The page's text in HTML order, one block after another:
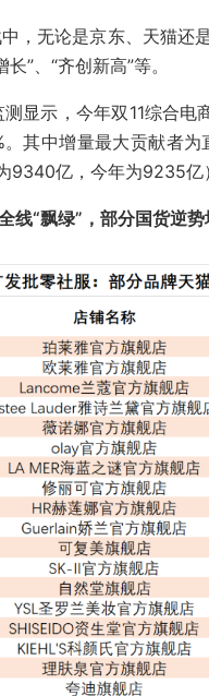
，无论是京东、天猫还
”、“齐创新高”等。
显示，今年双11综合
其中增量最大贡献者
9340亿，今年为9235亿
线“飘绿”，部分国货逆势